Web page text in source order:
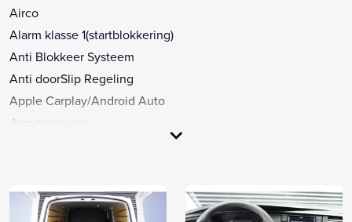
Airco
Alarm klasse 1(startblokkering)
Anti Blokkeer Systeem
Anti doorSlip Regeling
Apple Carplay/Android Auto
Armsteun voor
Binnenspiegel automatisch dimmend
Boordcomputer
Buitenspiegels elektrisch verstelbaar